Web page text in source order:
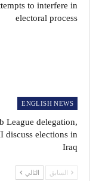
to interfere in
electoral process
ENGLISH NEWS
League delegation,
discuss elections in
Iraq
السابق التالي